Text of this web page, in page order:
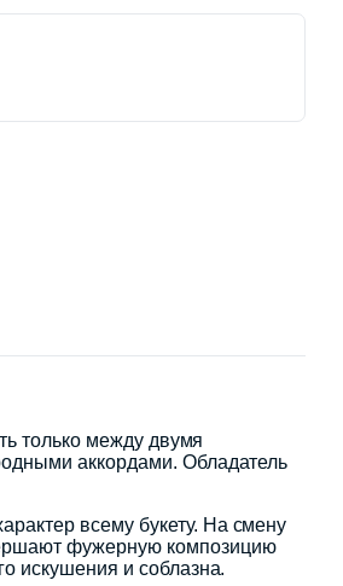
только между двумя
аккордами. Обладатель
всему букету. На смену
фужерную композицию
искушения и соблазна.